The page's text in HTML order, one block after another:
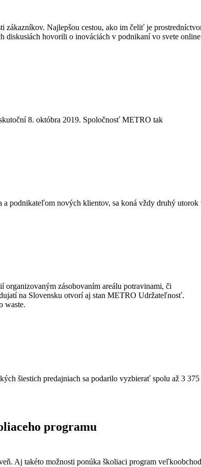
zákazníkov. Najlepšou cestou, ako im čeliť je
diskusiách hovorili o inováciách v podnikaní vo svete online
8. októbra 2019. Spoločnosť METRO tak
a podnikateľom nových klientov, sa koná vždy druhý utorok
zásobovaním areálu potravinami, či
na Slovensku otvorí aj stan METRO Udržateľnosť.
waste.
šiestich predajniach sa podarilo vyzbierať spolu až 3 375
programu
Aj takéto možnosti ponúka školiaci program